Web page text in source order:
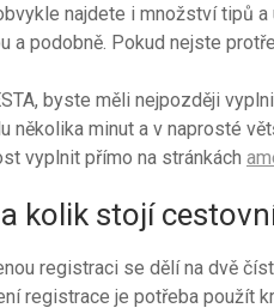
najdete i množství tipů
a podobně. Pokud nejste
byste měli nejpozději
několika minut a v naprosté
vyplnit přímo na stránkách
kolik stojí
registraci se dělí na dvě
registrace je potřeba použít